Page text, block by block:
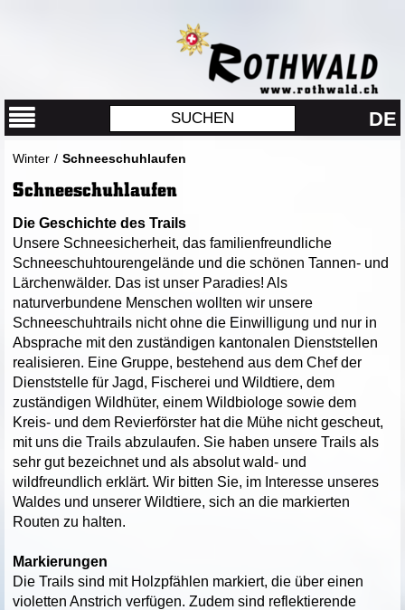
DE
Winter / Schneeschuhlaufen
Schneeschuhlaufen
Die Geschichte des Trails
Unsere Schneesicherheit, das familienfreundliche
Schneeschuhtourengelände und die schönen Tannen- und
Lärchenwälder. Das ist unser Paradies! Als
naturverbundene Menschen wollten wir unsere
Schneeschuhtrails nicht ohne die Einwilligung und nur in
Absprache mit den zuständigen kantonalen Dienststellen
realisieren. Eine Gruppe, bestehend aus dem Chef der
Dienststelle für Jagd, Fischerei und Wildtiere, dem
zuständigen Wildhüter, einem Wildbiologe sowie dem
Kreis- und dem Revierförster hat die Mühe nicht gescheut,
mit uns die Trails abzulaufen. Sie haben unsere Trails als
sehr gut bezeichnet und als absolut wald- und
wildfreundlich erklärt. Wir bitten Sie, im Interesse unseres
Waldes und unserer Wildtiere, sich an die markierten
Routen zu halten.
Markierungen
Die Trails sind mit Holzpfählen markiert, die über einen
violetten Anstrich verfügen. Zudem sind reflektierende